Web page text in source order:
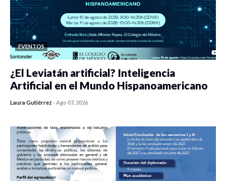
EVENTOS
¿El Leviatán artificial? Inteligencia
Artificial en el Mundo Hispanoamericano
Laura Gutiérrez -Ago 07, 2026